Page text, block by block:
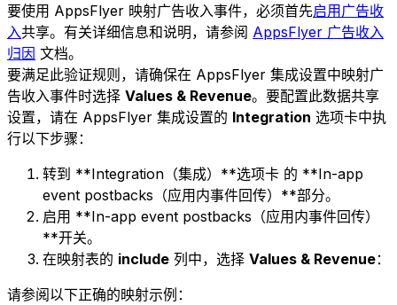
要使用 AppsFlyer 映射广告收入事件，必须首先启用广告收
入共享。有关详细信息和说明，请参阅 AppsFlyer 广告收入
归因 文档。
要满足此验证规则，请确保在 AppsFlyer 集成设置中映射广
告收入事件时选择 Values & Revenue。要配置此数据共享
设置，请在 AppsFlyer 集成设置的 Integration 选项卡中执
行以下步骤：
转到 **Integration（集成）**选项卡 的 **In-app
event postbacks（应用内事件回传）**部分。
启用 **In-app event postbacks（应用内事件回传）
**开关。
在映射表的 include 列中，选择 Values & Revenue：
请参阅以下正确的映射示例：